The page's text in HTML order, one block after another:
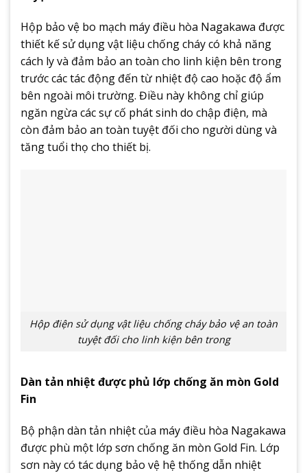
Hộp bảo vệ bo mạch máy điều hòa Nagakawa được
thiết kế sử dụng vật liệu chống cháy có khả năng
cách ly và đảm bảo an toàn cho linh kiện bên trong
trước các tác động đến từ nhiệt độ cao hoặc độ ẩm
bên ngoài môi trường. Điều này không chỉ giúp
ngăn ngừa các sự cố phát sinh do chập điện, mà
còn đảm bảo an toàn tuyệt đối cho người dùng và
tăng tuổi thọ cho thiết bị.
Hộp điện sử dụng vật liệu chống cháy bảo vệ an toàn
tuyệt đối cho linh kiện bên trong
Dàn tản nhiệt được phủ lớp chống ăn mòn Gold
Fin
Bộ phận dàn tản nhiệt của máy điều hòa Nagakawa
được phù một lớp sơn chống ăn mòn Gold Fin. Lớp
sơn này có tác dụng bảo vệ hệ thống dẫn nhiệt